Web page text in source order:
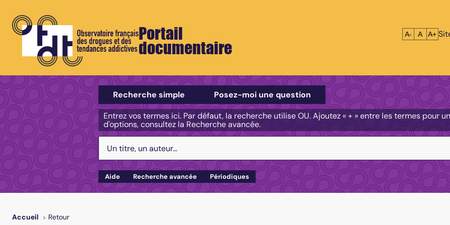
Portail
documentaire
Réduire le
A- A A+
Sélectionner un type de recherche
Recherche simple
Posez-moi une question
Entrez vos termes ici. Par défaut, la recherche utilise OU. Ajoutez « + » entre les termes pour
d'options, consultez la Recherche avancée.
Aide Recherche avancée Périodiques
Accueil Retour